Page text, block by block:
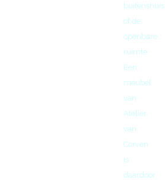
buitenshuis
of de
openbare
ruimte.
Een
meubel
van
Atelier
van
Corven
is
daardoor